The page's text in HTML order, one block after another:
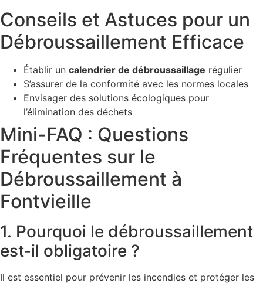
Conseils et Astuces pour un
Débroussaillement Efficace
Établir un calendrier de débroussaillage régulier
S’assurer de la conformité avec les normes locales
Envisager des solutions écologiques pour
l’élimination des déchets
Mini-FAQ : Questions
Fréquentes sur le
Débroussaillement à
Fontvieille
1. Pourquoi le débroussaillement
est-il obligatoire ?
Il est essentiel pour prévenir les incendies et protéger les